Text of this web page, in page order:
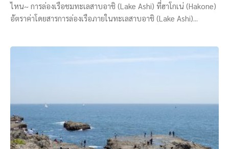
ไหน~ การล่องเรือชมทะเลสาบอาชิ (Lake Ashi) ที่ฮาโกเน่ (Hakone)
อัตราค่าโดยสารการล่องเรือภายในทะเลสาบอาชิ (Lake Ashi)...